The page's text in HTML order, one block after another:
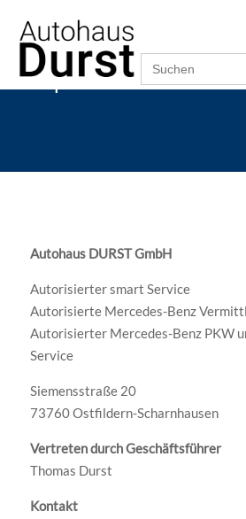
Search
for:
Impressum
Autohaus DURST GmbH
Autorisierter smart Service
Autorisierte Mercedes-Benz
Autorisierter Mercedes-Benz PKW
Service
Siemensstraße 20
73760 Ostfildern-Scharnhausen
Vertreten durch Geschäftsführer
Thomas Durst
Kontakt